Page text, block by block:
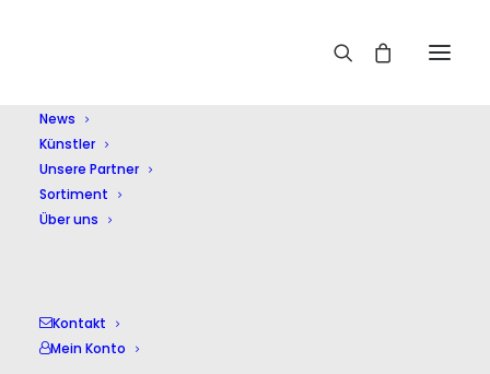
News
Künstler
Unsere Partner
Sortiment
Über uns
Kontakt
Mein Konto
Kammermusik (instrumental) Romance
17,00 €